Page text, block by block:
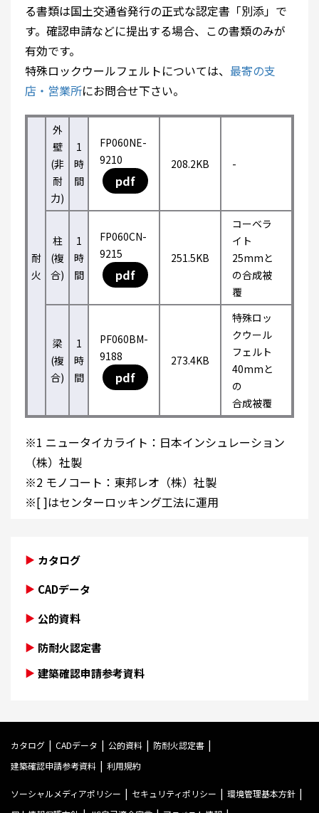
る書類は国土交通省発行の正式な認定書「別添」で
す。確認申請などに提出する場合、この書類のみが
有効です。
特殊ロックウールフェルトについては、 最寄の支
店・営業所にお問合せ下さい。
耐
火
外
壁
(非
耐
力)
1
時
間
FP060NE-
9210
pdf
208.2KB -
柱
(複
合)
1
時
間
FP060CN-
9215
pdf
251.5KB
コーベラ
イト
25mmと
の合成被
覆
梁
(複
合)
1
時
間
PF060BM-
9188
pdf
273.4KB
特殊ロッ
クウール
フェルト
40mmと
の
合成被覆
※1 ニュータイカライト：日本インシュレーション
（株）社製
※2 モノコート：東邦レオ（株）社製
※[ ]はセンターロッキング工法に運用
カタログ
CADデータ
公的資料
防耐火認定書
建築確認申請参考資料
カタログ CADデータ 公的資料
防耐火認定書
建築確認申請参考資料
利用規約
ソーシャルメディアポリシー セキュリティポリシー
環境管理基本方針